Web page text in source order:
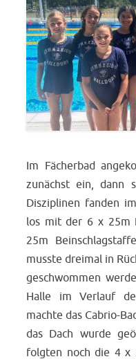
Im Fächerbad
zunächst ein, dann
Disziplinen fanden
los mit der 6 x 25m
25m
musste dreimal in
geschwommen
Halle im Verlauf
machte das Cabrio-
das Dach wurde
folgten noch die 4 x